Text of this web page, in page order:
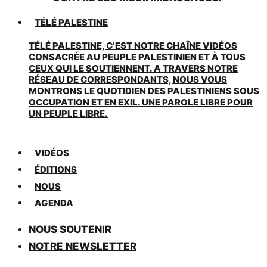
TÉLÉ PALESTINE
TÉLÉ PALESTINE, C’EST NOTRE CHAÎNE VIDÉOS
CONSACRÉE AU PEUPLE PALESTINIEN ET À TOUS
CEUX QUI LE SOUTIENNENT. A TRAVERS NOTRE
RÉSEAU DE CORRESPONDANTS, NOUS VOUS
MONTRONS LE QUOTIDIEN DES PALESTINIENS SOUS
OCCUPATION ET EN EXIL. UNE PAROLE LIBRE POUR
UN PEUPLE LIBRE.
VIDÉOS
ÉDITIONS
NOUS
AGENDA
NOUS SOUTENIR
NOTRE NEWSLETTER